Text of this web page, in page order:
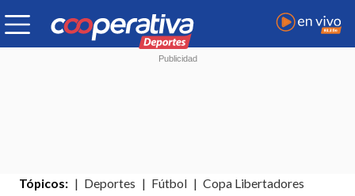
Tópicos: Deportes Fútbol Copa Libertadores